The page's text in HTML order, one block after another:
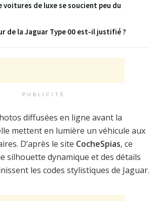
voitures de luxe se soucient peu du
de la Jaguar Type 00 est-il justifié ?
PUBLICITÉ
diffusées en ligne avant la
mettent en lumière un véhicule aux
D’après le site CocheSpias, ce
silhouette dynamique et des détails
les codes stylistiques de Jaguar.